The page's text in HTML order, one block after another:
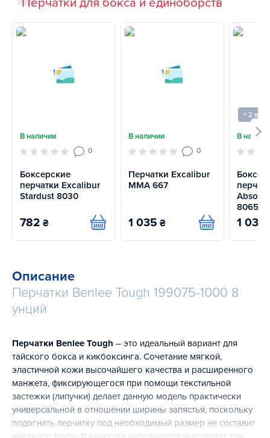
В наличии
0
Боксерские
перчатки Excalibur
Stardust 8030
782 ₴ Купить
В наличии
0
Перчатки Excalibur
MMA 667
1 035 ₴ Купить
+ 2
В
8065-01
1 035
Описание
Перчатки Benlee Tough 199075-1000 8
унций
Перчатки Benlee Tough – это идеальный вариант для
тайского бокса и кикбоксинга. Сочетание мягкой,
эластичной кожи высочайшего качества и расширенного
манжета, фиксирующегося при помощи текстильной
застежки (липучки) делает данную модель практически
универсальной в отношении ширины запястья, поскольку
подогнать перчатку под необходимый размер не составит